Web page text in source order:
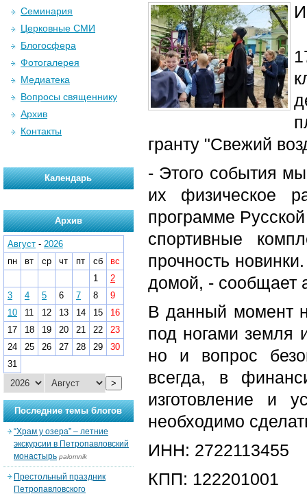
гранту "Свежий
- Этого события
их физическое
программе
спортивные
прочность
домой, - сообщает
В данный момент
под ногами земля
но и вопрос
всегда, в
изготовление и
необходимо
ИНН: 2722113455
КПП: 122201001
Семинария
Церковные СМИ
Блогосфера
Фотогалерея
Медиатека
Вопросы священнику
Архив
Контакты
Календарь
Архив
Август - 2026
пн
вт ср чт пт сб
вс
1
2
3
4 5 6 7 8
9
10
11 12 13 14 15
16
17
18 19 20 21 22
23
24
25 26 27 28 29
30
31
>
Последние темы блогов
“Храм у озера” – летние
экскурсии в Петропавловский
монастырь palomnik
Престольный праздник
Петропавловского